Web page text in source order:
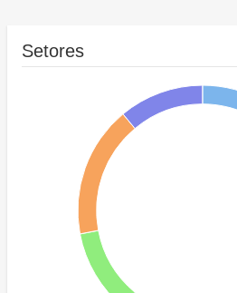
Setores